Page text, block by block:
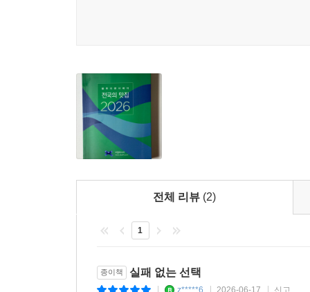
책자에 수록된 모든 식당에는 '블루리본 맛집 인증
블루리본서베이 관계자는 "매년 엄선된 데이터
"미식가들에게는 신뢰할 수 있는 이정표가, 수록
________________________________________
[참고: 리본 등급의 의미]
- 리본 세 개: 해당 분야에서 가장 뛰어난 솜씨를 보
- 리본 두 개: 주위 사람들에게 추천하고 싶은 곳
- 리본 한 개: 다시 방문하고 싶은 곳
전체 리뷰 (2)
1
종이책 실패 없는 선택
z*****6 2026-06-17 신고